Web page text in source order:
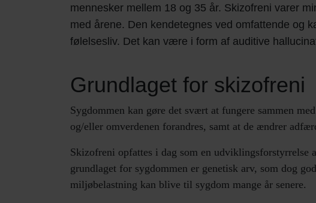
mennesker mellem 18 og 35 år. Skizofreni varer
med årene. Den kendetegnes ved omfattende og
følelsesliv. Det kan være i form af auditive
Grundlaget for skizofreni
Sygdommen kan gøre det svært at fungere sammen
og/eller omverdenen forandres, samt at de ændrer
Skizofreni opfattes i dag som en
grundlaget for sygdommen er genetisk arv, som dog
miljøbelastning kan blive til sygdom mange år senere.